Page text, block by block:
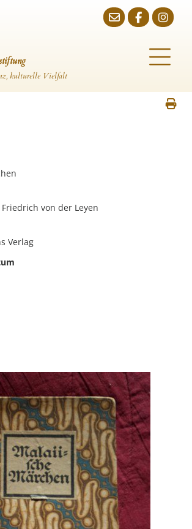
kulturelle Vielfalt
von der Leyen
Verlag